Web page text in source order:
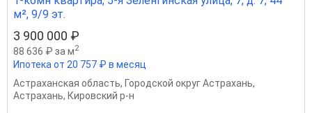
м², 9/9 эт.
3 900 000 ₽
88 636 ₽ за м2
Ипотека от 20 757 ₽ в месяц
Астраханская область, Городской округ Астрахань,
Астрахань, Кировский р-н